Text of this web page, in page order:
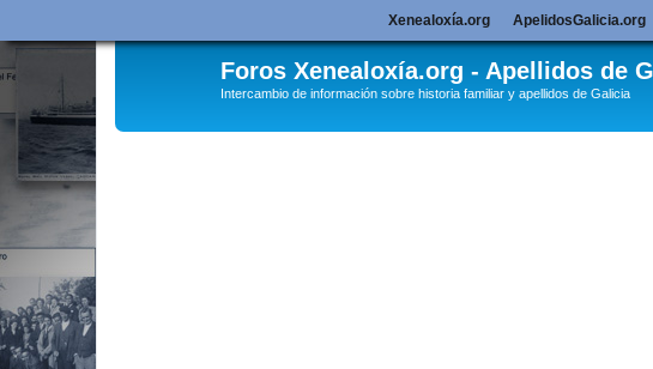
Foros Xenealoxía.org - Apellidos de
Intercambio de información sobre historia familiar y apellidos de Galicia
Xenealoxía.org ApelidosGalicia.org